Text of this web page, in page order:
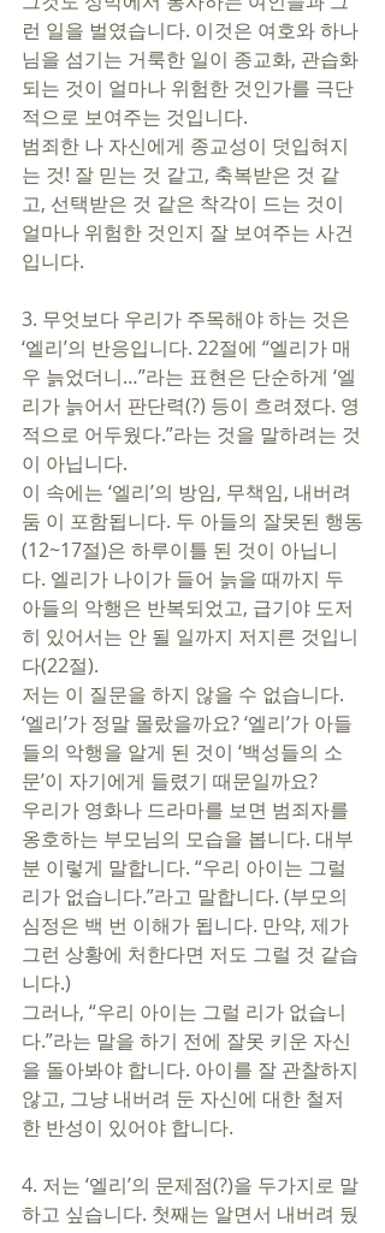
런 일을 벌였습니다. 이것은 여호와 하나
님을 섬기는 거룩한 일이 종교화, 관습화
되는 것이 얼마나 위험한 것인가를 극단
적으로 보여주는 것입니다.
범죄한 나 자신에게 종교성이 덧입혀지
는 것! 잘 믿는 것 같고, 축복받은 것 같
고, 선택받은 것 같은 착각이 드는 것이
얼마나 위험한 것인지 잘 보여주는 사건
입니다.
3. 무엇보다 우리가 주목해야 하는 것은
‘엘리’의 반응입니다. 22절에 “엘리가 매
우 늙었더니…”라는 표현은 단순하게 ‘엘
리가 늙어서 판단력(?) 등이 흐려졌다. 영
적으로 어두웠다.”라는 것을 말하려는 것
이 아닙니다.
이 속에는 ‘엘리’의 방임, 무책임, 내버려
둠 이 포함됩니다. 두 아들의 잘못된 행동
(12~17절)은 하루이틀 된 것이 아닙니
다. 엘리가 나이가 들어 늙을 때까지 두
아들의 악행은 반복되었고, 급기야 도저
히 있어서는 안 될 일까지 저지른 것입니
다(22절).
저는 이 질문을 하지 않을 수 없습니다.
‘엘리’가 정말 몰랐을까요? ‘엘리’가 아들
들의 악행을 알게 된 것이 ‘백성들의 소
문’이 자기에게 들렸기 때문일까요?
우리가 영화나 드라마를 보면 범죄자를
옹호하는 부모님의 모습을 봅니다. 대부
분 이렇게 말합니다. “우리 아이는 그럴
리가 없습니다.”라고 말합니다. (부모의
심정은 백 번 이해가 됩니다. 만약, 제가
그런 상황에 처한다면 저도 그럴 것 같습
니다.)
그러나, “우리 아이는 그럴 리가 없습니
다.”라는 말을 하기 전에 잘못 키운 자신
을 돌아봐야 합니다. 아이를 잘 관찰하지
않고, 그냥 내버려 둔 자신에 대한 철저
한 반성이 있어야 합니다.
4. 저는 ‘엘리’의 문제점(?)을 두가지로 말
하고 싶습니다. 첫째는 알면서 내버려 뒀